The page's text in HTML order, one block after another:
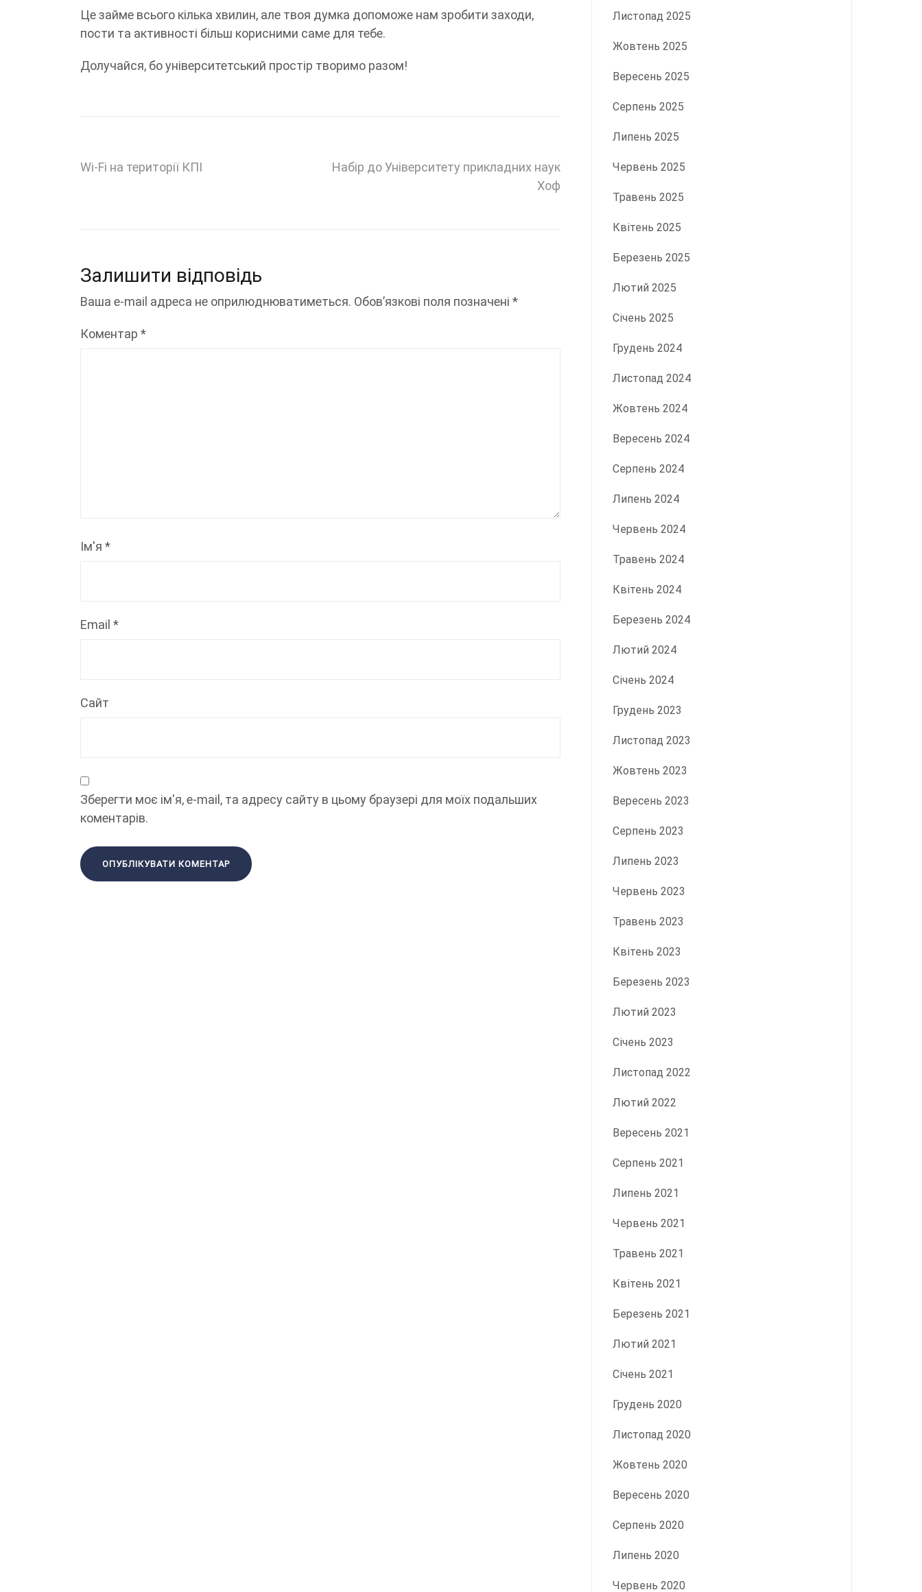
Це займе всього кілька хвилин, але твоя думка допоможе нам зробити заходи,
пости та активності більш корисними саме для тебе.
Долучайся, бо університетський простір творимо разом!
Навігація
Wi-Fi на території КПІ
Набір до Університету прикладних наук
Хоф
Залишити відповідь
Ваша e-mail адреса не оприлюднюватиметься. Обов’язкові поля позначені *
Коментар *
Ім'я *
Email *
Сайт
Зберегти моє ім'я, e-mail, та адресу сайту в цьому браузері для моїх подальших
коментарів.
Листопад 2025
Жовтень 2025
Вересень 2025
Серпень 2025
Липень 2025
Червень 2025
Травень 2025
Квітень 2025
Березень 2025
Лютий 2025
Січень 2025
Грудень 2024
Листопад 2024
Жовтень 2024
Вересень 2024
Серпень 2024
Липень 2024
Червень 2024
Травень 2024
Квітень 2024
Березень 2024
Лютий 2024
Січень 2024
Грудень 2023
Листопад 2023
Жовтень 2023
Вересень 2023
Серпень 2023
Липень 2023
Червень 2023
Травень 2023
Квітень 2023
Березень 2023
Лютий 2023
Січень 2023
Листопад 2022
Лютий 2022
Вересень 2021
Серпень 2021
Липень 2021
Червень 2021
Травень 2021
Квітень 2021
Березень 2021
Лютий 2021
Січень 2021
Грудень 2020
Листопад 2020
Жовтень 2020
Вересень 2020
Серпень 2020
Липень 2020
Червень 2020